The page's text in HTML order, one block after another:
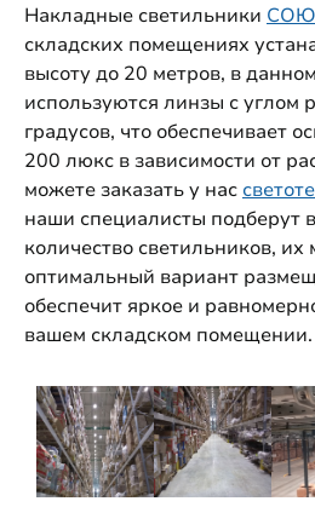
Накладные светильники
складских помещениях
высоту до 20 метров, в
используются линзы с углом
градусов, что обеспечивает
200 люкс в зависимости от
можете заказать у нас
наши специалисты подберут
количество светильников,
оптимальный вариант
обеспечит яркое и
вашем складском помещении.